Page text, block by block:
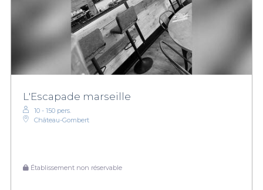
L'Escapade marseille
10 - 150 pers.
Château-Gombert
Établissement non réservable